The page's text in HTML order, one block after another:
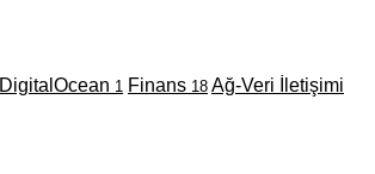
DigitalOcean 1 Finans 18 Ağ-Veri İletişimi